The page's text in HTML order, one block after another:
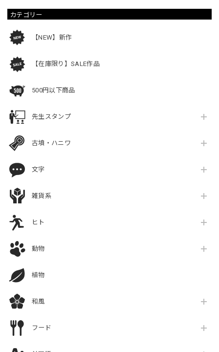
カテゴリー
【NEW】新作
【在庫限り】SALE作品
500円以下商品
先生スタンプ
古墳・ハニワ
文字
雑貨系
ヒト
動物
植物
和風
フード